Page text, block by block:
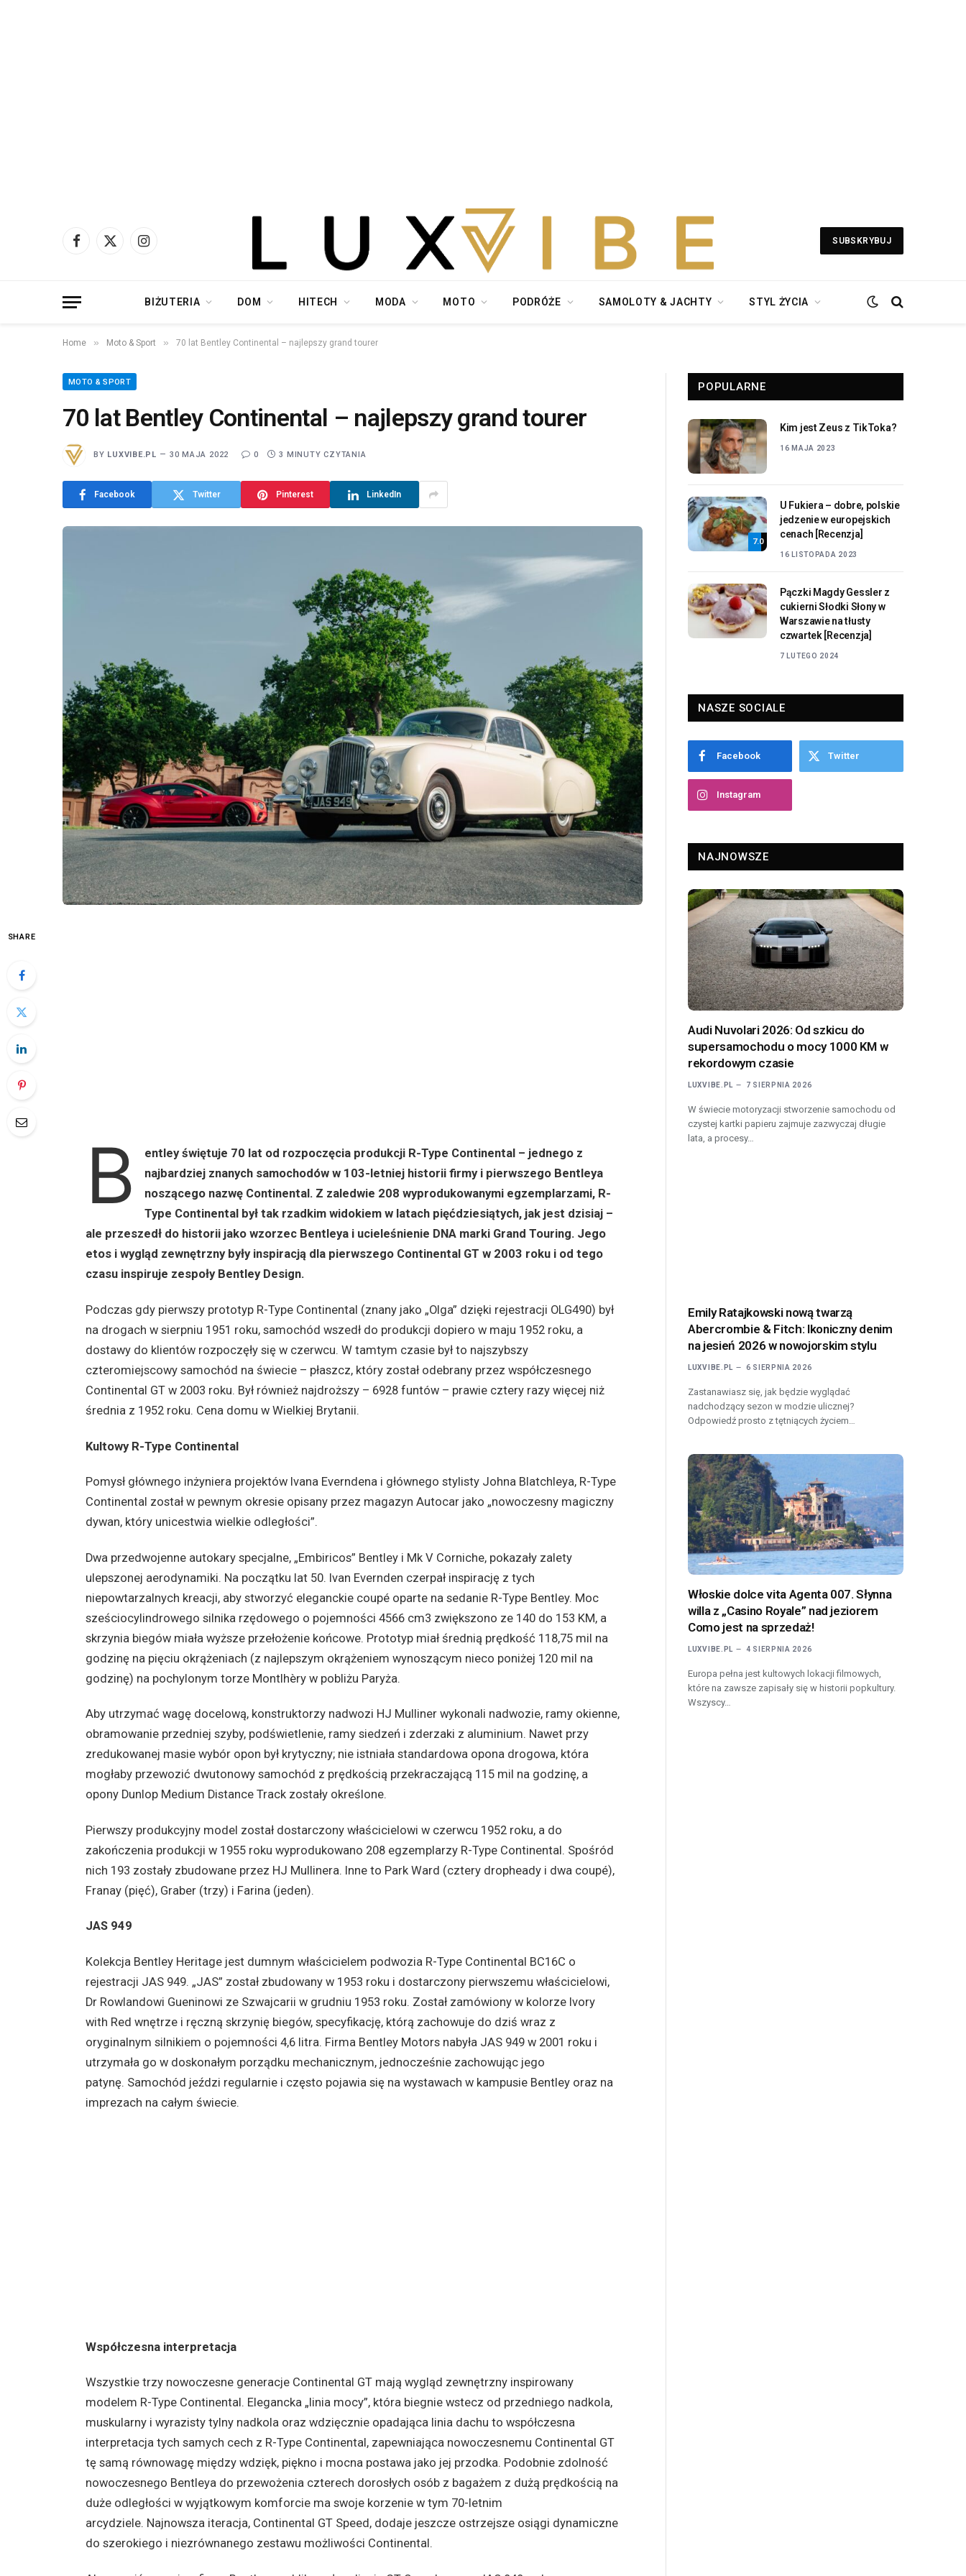
Facebook
X
Instagram
SUBSKRYBUJ
BIŻUTERIA DOM HITECH MODA MOTO PODRÓŻE SAMOLOTY & JACHTY STYL ŻYCIA
Home » Moto & Sport » 70 lat Bentley Continental – najlepszy grand tourer
MOTO & SPORT
70 lat Bentley Continental – najlepszy grand tourer
BY LUXVIBE.PL 30 MAJA 2022 0 3 MINUTY CZYTANIA
Facebook Twitter Pinterest LinkedIn
SHARE
B
entley świętuje 70 lat od rozpoczęcia produkcji R-Type Continental – jednego z
najbardziej znanych samochodów w 103-letniej historii firmy i pierwszego Bentleya
noszącego nazwę Continental. Z zaledwie 208 wyprodukowanymi egzemplarzami, R-
Type Continental był tak rzadkim widokiem w latach pięćdziesiątych, jak jest dzisiaj –
ale przeszedł do historii jako wzorzec Bentleya i ucieleśnienie DNA marki Grand Touring. Jego
etos i wygląd zewnętrzny były inspiracją dla pierwszego Continental GT w 2003 roku i od tego
czasu inspiruje zespoły Bentley Design.
Podczas gdy pierwszy prototyp R-Type Continental (znany jako „Olga” dzięki rejestracji OLG490) był
na drogach w sierpniu 1951 roku, samochód wszedł do produkcji dopiero w maju 1952 roku, a
dostawy do klientów rozpoczęły się w czerwcu. W tamtym czasie był to najszybszy
czteromiejscowy samochód na świecie – płaszcz, który został odebrany przez współczesnego
Continental GT w 2003 roku. Był również najdroższy – 6928 funtów – prawie cztery razy więcej niż
średnia z 1952 roku. Cena domu w Wielkiej Brytanii.
Kultowy R-Type Continental
Pomysł głównego inżyniera projektów Ivana Everndena i głównego stylisty Johna Blatchleya, R-Type
Continental został w pewnym okresie opisany przez magazyn Autocar jako „nowoczesny magiczny
dywan, który unicestwia wielkie odległości”.
Dwa przedwojenne autokary specjalne, „Embiricos” Bentley i Mk V Corniche, pokazały zalety
ulepszonej aerodynamiki. Na początku lat 50. Ivan Evernden czerpał inspirację z tych
niepowtarzalnych kreacji, aby stworzyć eleganckie coupé oparte na sedanie R-Type Bentley. Moc
sześciocylindrowego silnika rzędowego o pojemności 4566 cm3 zwiększono ze 140 do 153 KM, a
skrzynia biegów miała wyższe przełożenie końcowe. Prototyp miał średnią prędkość 118,75 mil na
godzinę na pięciu okrążeniach (z najlepszym okrążeniem wynoszącym nieco poniżej 120 mil na
godzinę) na pochylonym torze Montlhèry w pobliżu Paryża.
Aby utrzymać wagę docelową, konstruktorzy nadwozi HJ Mulliner wykonali nadwozie, ramy okienne,
obramowanie przedniej szyby, podświetlenie, ramy siedzeń i zderzaki z aluminium. Nawet przy
zredukowanej masie wybór opon był krytyczny; nie istniała standardowa opona drogowa, która
mogłaby przewozić dwutonowy samochód z prędkością przekraczającą 115 mil na godzinę, a
opony Dunlop Medium Distance Track zostały określone.
Pierwszy produkcyjny model został dostarczony właścicielowi w czerwcu 1952 roku, a do
zakończenia produkcji w 1955 roku wyprodukowano 208 egzemplarzy R-Type Continental. Spośród
nich 193 zostały zbudowane przez HJ Mullinera. Inne to Park Ward (cztery dropheady i dwa coupé),
Franay (pięć), Graber (trzy) i Farina (jeden).
JAS 949
Kolekcja Bentley Heritage jest dumnym właścicielem podwozia R-Type Continental BC16C o
rejestracji JAS 949. „JAS” został zbudowany w 1953 roku i dostarczony pierwszemu właścicielowi,
Dr Rowlandowi Gueninowi ze Szwajcarii w grudniu 1953 roku. Został zamówiony w kolorze Ivory
with Red wnętrze i ręczną skrzynię biegów, specyfikację, którą zachowuje do dziś wraz z
oryginalnym silnikiem o pojemności 4,6 litra. Firma Bentley Motors nabyła JAS 949 w 2001 roku i
utrzymała go w doskonałym porządku mechanicznym, jednocześnie zachowując jego
patynę. Samochód jeździ regularnie i często pojawia się na wystawach w kampusie Bentley oraz na
imprezach na całym świecie.
Współczesna interpretacja
Wszystkie trzy nowoczesne generacje Continental GT mają wygląd zewnętrzny inspirowany
modelem R-Type Continental. Elegancka „linia mocy”, która biegnie wstecz od przedniego nadkola,
muskularny i wyrazisty tylny nadkola oraz wdzięcznie opadająca linia dachu to współczesna
interpretacja tych samych cech z R-Type Continental, zapewniająca nowoczesnemu Continental GT
tę samą równowagę między wdzięk, piękno i mocna postawa jako jej przodka. Podobnie zdolność
nowoczesnego Bentleya do przewożenia czterech dorosłych osób z bagażem z dużą prędkością na
duże odległości w wyjątkowym komforcie ma swoje korzenie w tym 70-letnim
arcydziele. Najnowsza iteracja, Continental GT Speed, dodaje jeszcze ostrzejsze osiągi dynamiczne
do szerokiego i niezrównanego zestawu możliwości Continental.
POPULARNE
Kim jest Zeus z TikToka?
16 MAJA 2023
7.0
U Fukiera – dobre, polskie
jedzenie w europejskich
cenach [Recenzja]
16 LISTOPADA 2023
Pączki Magdy Gessler z
cukierni Słodki Słony w
Warszawie na tłusty
czwartek [Recenzja]
7 LUTEGO 2024
NASZE SOCIALE
Facebook Twitter
Instagram
NAJNOWSZE
Audi Nuvolari 2026: Od szkicu do
supersamochodu o mocy 1000 KM w
rekordowym czasie
LUXVIBE.PL 7 SIERPNIA 2026
W świecie motoryzacji stworzenie samochodu od
czystej kartki papieru zajmuje zazwyczaj długie
lata, a procesy…
Emily Ratajkowski nową twarzą
Abercrombie & Fitch: Ikoniczny denim
na jesień 2026 w nowojorskim stylu
LUXVIBE.PL 6 SIERPNIA 2026
Zastanawiasz się, jak będzie wyglądać
nadchodzący sezon w modzie ulicznej?
Odpowiedź prosto z tętniących życiem…
Włoskie dolce vita Agenta 007. Słynna
willa z „Casino Royale” nad jeziorem
Como jest na sprzedaż!
LUXVIBE.PL 4 SIERPNIA 2026
Europa pełna jest kultowych lokacji filmowych,
które na zawsze zapisały się w historii popkultury.
Wszyscy…